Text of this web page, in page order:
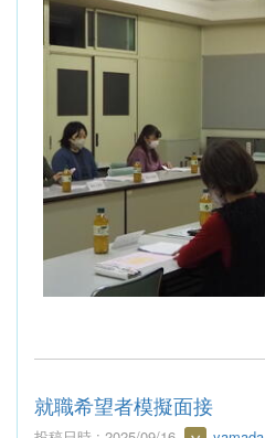
就職希望者模擬面接